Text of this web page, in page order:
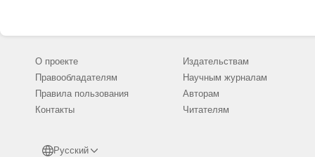
О проекте
Правообладателям
Правила пользования
Контакты
Русский
Издательствам
Научным журналам
Авторам
Читателям